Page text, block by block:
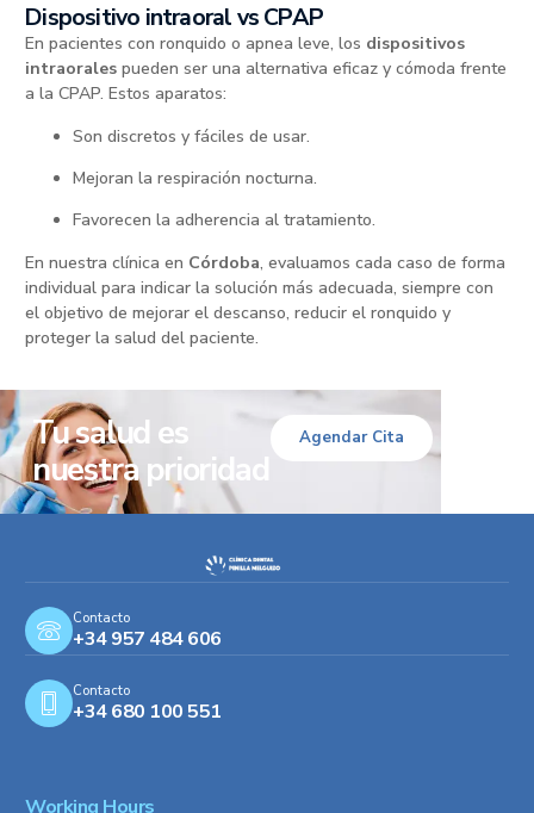
Dispositivo intraoral vs CPAP
En pacientes con ronquido o apnea leve, los dispositivos
intraorales pueden ser una alternativa eficaz y cómoda frente
a la CPAP. Estos aparatos:
Son discretos y fáciles de usar.
Mejoran la respiración nocturna.
Favorecen la adherencia al tratamiento.
En nuestra clínica en Córdoba, evaluamos cada caso de forma
individual para indicar la solución más adecuada, siempre con
el objetivo de mejorar el descanso, reducir el ronquido y
proteger la salud del paciente.
Tu salud es
nuestra prioridad
Agendar Cita
Contacto
+34 957 484 606
Contacto
+34680 100 551
Working Hours